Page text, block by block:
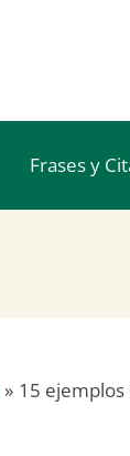
Frases y
15 ejemplos